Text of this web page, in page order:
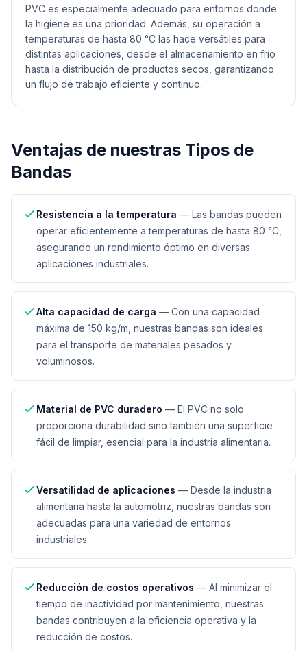
PVC es especialmente adecuado para entornos donde
la higiene es una prioridad. Además, su operación a
temperaturas de hasta 80 °C las hace versátiles para
distintas aplicaciones, desde el almacenamiento en frío
hasta la distribución de productos secos, garantizando
un flujo de trabajo eficiente y continuo.
Ventajas de nuestras Tipos de
Bandas
Resistencia a la temperatura — Las bandas pueden
operar eficientemente a temperaturas de hasta 80 °C,
asegurando un rendimiento óptimo en diversas
aplicaciones industriales.
Alta capacidad de carga — Con una capacidad
máxima de 150 kg/m, nuestras bandas son ideales
para el transporte de materiales pesados y
voluminosos.
Material de PVC duradero — El PVC no solo
proporciona durabilidad sino también una superficie
fácil de limpiar, esencial para la industria alimentaria.
Versatilidad de aplicaciones — Desde la industria
alimentaria hasta la automotriz, nuestras bandas son
adecuadas para una variedad de entornos
industriales.
Reducción de costos operativos — Al minimizar el
tiempo de inactividad por mantenimiento, nuestras
bandas contribuyen a la eficiencia operativa y la
reducción de costos.